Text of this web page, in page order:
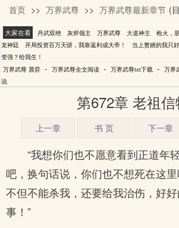
晨弈
首页 >> 万界武尊 >> 万界武尊最新章节 (
大家在看 丹武双绝 灰烬领主 万界武尊 大道神主 枪火，
龙神廷
开局投资百万天骄，我靠返利成大帝！ 当上赘婿的我只
变强？给我生！
万界武尊 晨弈 - 万界武尊全文阅读 - 万界武尊txt下载 - 万界
说
第672章 老祖信
上一章 书 页 下一章
“我想你们也不愿意看到正道年
吧，换句话说，你们也不想死在这
不但不能杀我，还要给我治伤，好
事！”